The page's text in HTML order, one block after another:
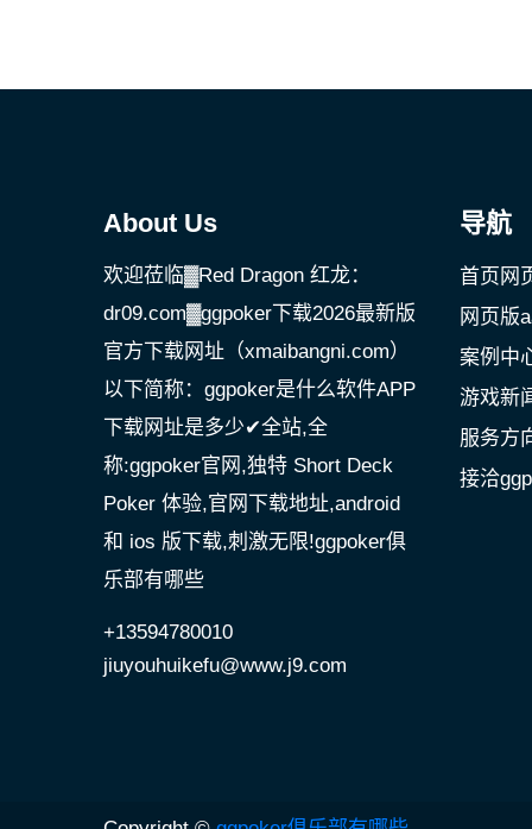
About Us
欢迎莅临▓Red Dragon 红龙：
dr09.com▓ggpoker下载2026最新版
官方下载网址（xmaibangni.com）
以下简称：ggpoker是什么软件APP
下载网址是多少✔全站,全
称:ggpoker官网,独特 Short Deck
Poker 体验,官网下载地址,android
和 ios 版下载,刺激无限!ggpoker俱
乐部有哪些
+13594780010
jiuyouhuikefu@www.j9.com
导航
首页网
网页版
案例中
游戏新
服务方
接洽